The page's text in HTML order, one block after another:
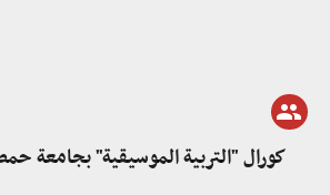
كورال "التربية الموسيقية" بجامعة